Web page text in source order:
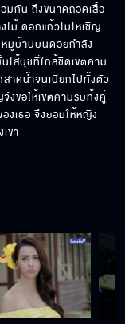
งหรือเปล่า
ห้อะไรมันดีขึ้น!
มาลอบกัด
มกัน ถึงขนาดถอดเสื้อ
ม้ ดอกแก้วโมโหเชิญ
มู่บ้านบนดอยกำลัง
ไส้นุชที่ใกล้ชิดเขตคาม
าดน้ำจนเปียกไปทั้งตัว
งขอให้เขตคามรับทั้งคู่
งเธอ จึงยอมให้หญิง
ขา